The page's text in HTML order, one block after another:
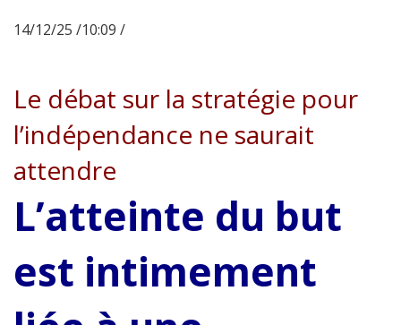
14/12/25 /10:09 /
Le débat sur la stratégie pour
l’indépendance ne saurait
attendre
L’atteinte du but
est intimement